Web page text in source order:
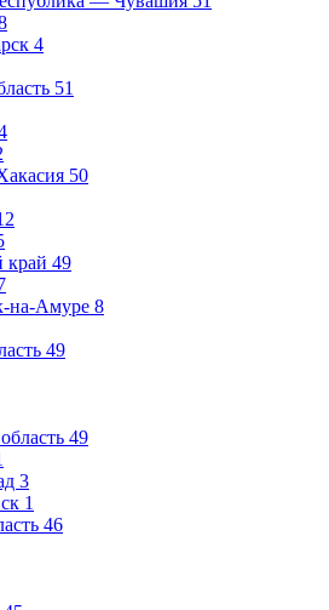
4
51
50
край 49
на-Амуре 8
49
49
3
1
46